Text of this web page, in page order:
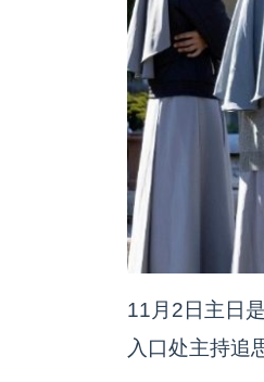
11月2日主日
入口处主持追